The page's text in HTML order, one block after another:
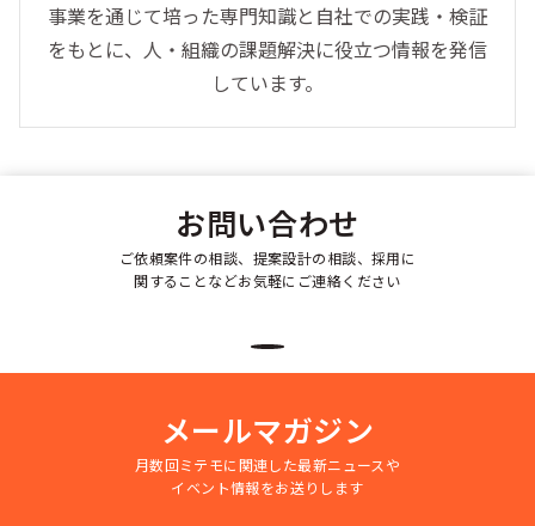
事業を通じて培った専門知識と自社での実践・検証
をもとに、人・組織の課題解決に役立つ情報を発信
しています。
お問い合わせ
ご依頼案件の相談、提案設計の相談、採用に
関することなどお気軽にご連絡ください
メールマガジン
月数回ミテモに関連した最新ニュースや
イベント情報をお送りします